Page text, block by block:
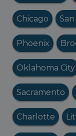
Chicago
Phoenix
Oklahoma City
Sacramento
Charlotte